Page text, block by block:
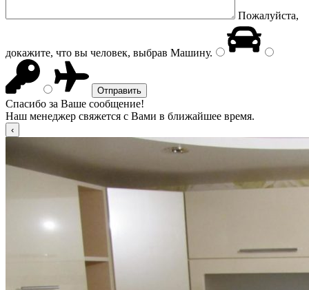
Пожалуйста,
докажите, что вы человек, выбрав Машину.
Спасибо за Ваше сообщение!
Наш менеджер свяжется с Вами в ближайшее время.